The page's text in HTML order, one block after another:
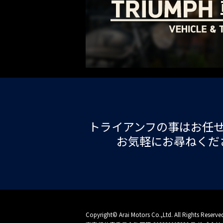
トライアンフの事はお任
お気軽にお尋ねく
Copyright© Arai Motors Co.,Ltd. All Rights